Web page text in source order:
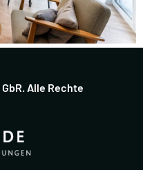
Alle Rechte